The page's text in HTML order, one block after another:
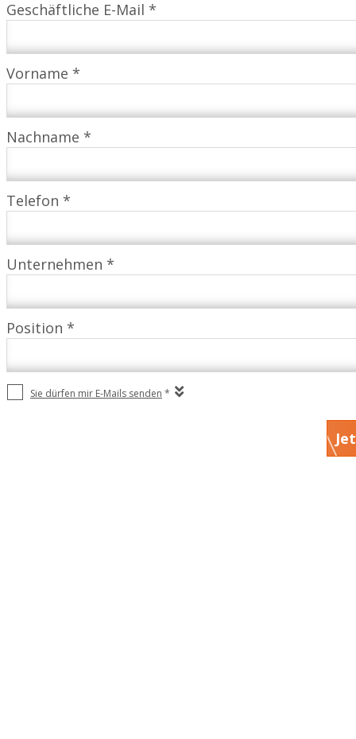
Geschäftliche E-Mail *
Vorname *
Nachname *
Telefon *
Unternehmen *
Position *
Sie dürfen mir E-Mails senden *